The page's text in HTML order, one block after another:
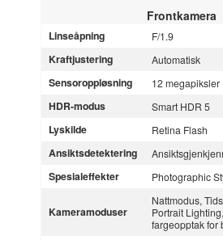
Frontkamera
Linseåpning F/1.9
Kraftjustering Automatisk
Sensoroppløsning 12 megapiksler
HDR-modus Smart HDR 5
Lyskilde Retina Flash
Ansiktsdetektering
Spesialeffekter Photographic
Kameramoduser
Nattmodus,
Portrait
fargeopptak for